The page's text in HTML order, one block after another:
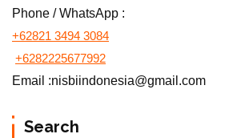
Phone / WhatsApp :
+62821 3494 3084
+6282225677992
Email :nisbiindonesia@gmail.com
Search